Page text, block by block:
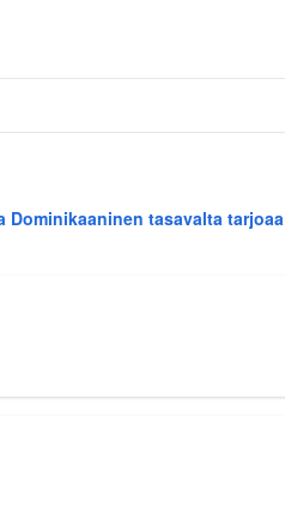
Dominikaaninen tasavalta tarjoaa